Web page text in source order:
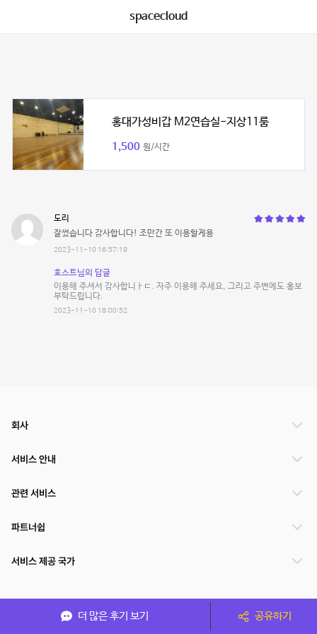
spacecloud
홍대가성비갑 M2연습실-지상11룸
1,500 원/시간
도리
잘썼습니다 감사합니다! 조만간 또 이용할게용
2023-11-10 16:57:19
호스트님의 답글
이용해 주셔서 감사합니ㅏㄷ. 자주 이용해 주세요, 그리고 주변에도 홍보
부탁드립니다.
2023-11-10 18:00:52
더 많은 후기 보기 공유하기
회사
서비스 안내
관련 서비스
파트너쉽
서비스 제공 국가
(주)NSPACE 사업자정보